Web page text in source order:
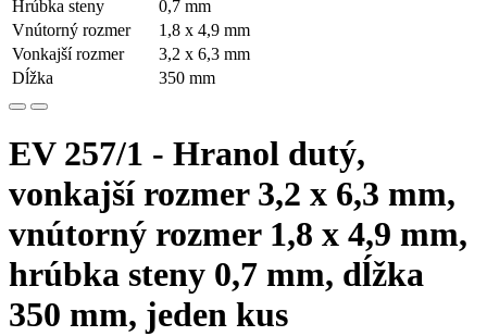
Hrúbka steny
0,7 mm
Vnútorný rozmer
1,8 x 4,9 mm
Vonkajší rozmer
3,2 x 6,3 mm
Dĺžka
350 mm
EV 257/1 - Hranol dutý,
vonkajší rozmer 3,2 x 6,3 mm,
vnútorný rozmer 1,8 x 4,9 mm,
hrúbka steny 0,7 mm, dĺžka
350 mm, jeden kus